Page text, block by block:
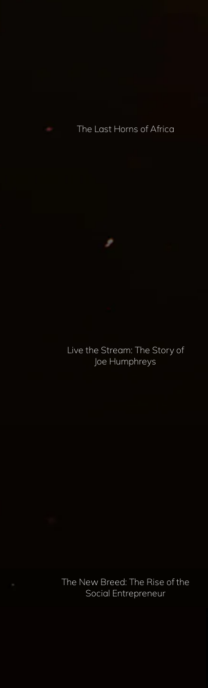
The Last Horns of Africa
Live the Stream: The Story of
Joe Humphreys
The New Breed: The Rise of the
Social Entrepreneur